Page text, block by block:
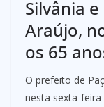
Silvânia
Araújo,
os 65
O prefeito de
nesta sexta-